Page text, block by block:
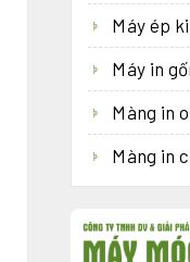
Máy ép
Máy in
Màng in
Màng in